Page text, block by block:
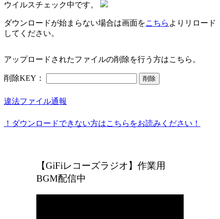
ウイルスチェック中です。
ダウンロードが始まらない場合は画面をこちら よりリロード
してください。
アップロードされたファイルの削除を行う方はこちら。
削除KEY： 削除
違法ファイル通報
！ダウンロードできない方はこちらをお読みください！
【GiFiレコーズラジオ】作業用
BGM配信中